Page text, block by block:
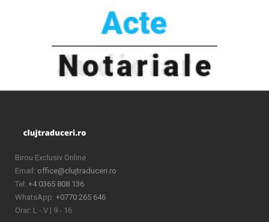
Birou Exclusiv Online
Email: office@clujtraduceri.ro
Tel: +4 0365 808 136
WhatsApp: +0770 265 646
Orar: L - V | 9 - 16